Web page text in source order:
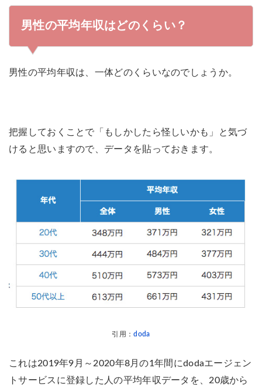
男性の平均年収はどのくらい？
男性の平均年収は、一体どのくらいなのでしょうか。
把握しておくことで「もしかしたら怪しいかも」と気づ
けると思いますので、データを貼っておきます。
引用：doda
これは2019年9月～2020年8月の1年間にdodaエージェン
トサービスに登録した人の平均年収データを、20歳から